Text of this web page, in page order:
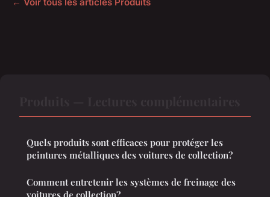
Quels produits sont efficaces pour protéger les
peintures métalliques des voitures de collection?
Comment entretenir les systèmes de freinage des